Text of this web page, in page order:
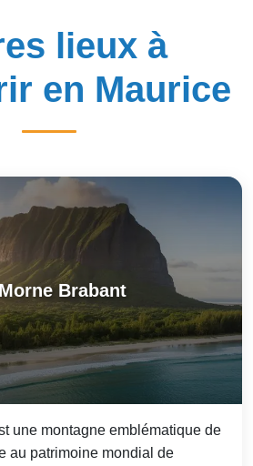
lieux à
en Maurice
Brabant
une montagne emblématique de
au patrimoine mondial de